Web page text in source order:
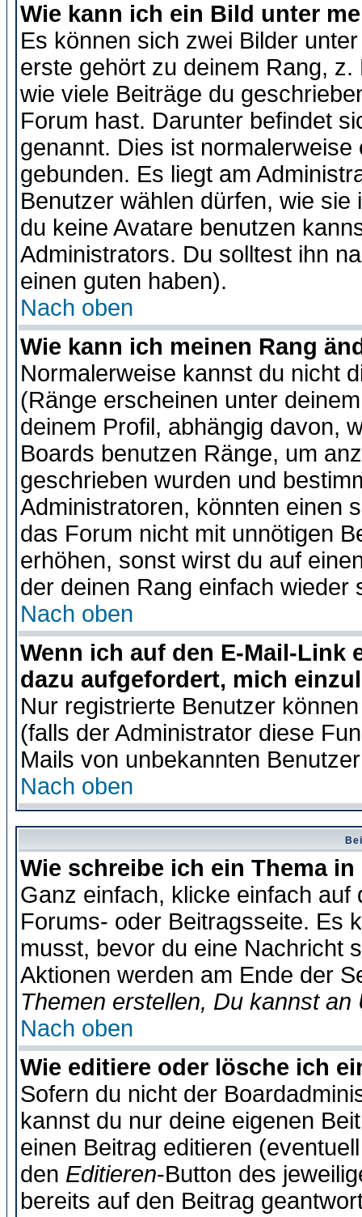
Wie kann ich ein Bild unter
Es können sich zwei Bilder
erste gehört zu deinem Rang,
wie viele Beiträge du
Forum hast. Darunter befindet
genannt. Dies ist
gebunden. Es liegt am
Benutzer wählen dürfen, wie
du keine Avatare benutzen
Administrators. Du solltest ihn
einen guten haben).
Nach oben
Wie kann ich meinen Rang
Normalerweise kannst du nicht
(Ränge erscheinen unter
deinem Profil, abhängig davon,
Boards benutzen Ränge, um
geschrieben wurden und
Administratoren, könnten einen
das Forum nicht mit unnötigen
erhöhen, sonst wirst du auf
der deinen Rang einfach wieder
Nach oben
Wenn ich auf den E-Mail-Link
dazu aufgefordert, mich
Nur registrierte Benutzer
(falls der Administrator diese
Mails von unbekannten
Nach oben
Wie schreibe ich ein Thema
Ganz einfach, klicke einfach
Forums- oder Beitragsseite. Es
musst, bevor du eine Nachricht
Aktionen werden am Ende der
Themen erstellen, Du kannst
Nach oben
Wie editiere oder lösche ich
Sofern du nicht der
kannst du nur deine eigenen
einen Beitrag editieren
den Editieren-Button des
bereits auf den Beitrag